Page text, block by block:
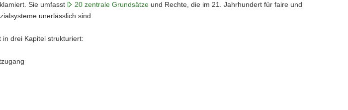
Sie umfasst 20 zentrale Grundsätze und Rechte, die im 21. Jahrhundert für faire und
unerlässlich sind.
in drei Kapitel strukturiert: